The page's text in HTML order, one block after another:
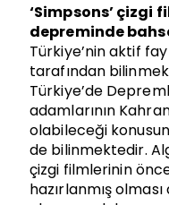
‘Simpsons’
depreminde
Türkiye’nin aktif
tarafından
Türkiye’de
adamlarının
olabileceği
de bilinmektedir.
çizgi filmlerinin
hazırlanmış